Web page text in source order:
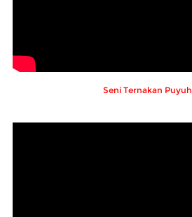
Seni Ternakan Puyuh